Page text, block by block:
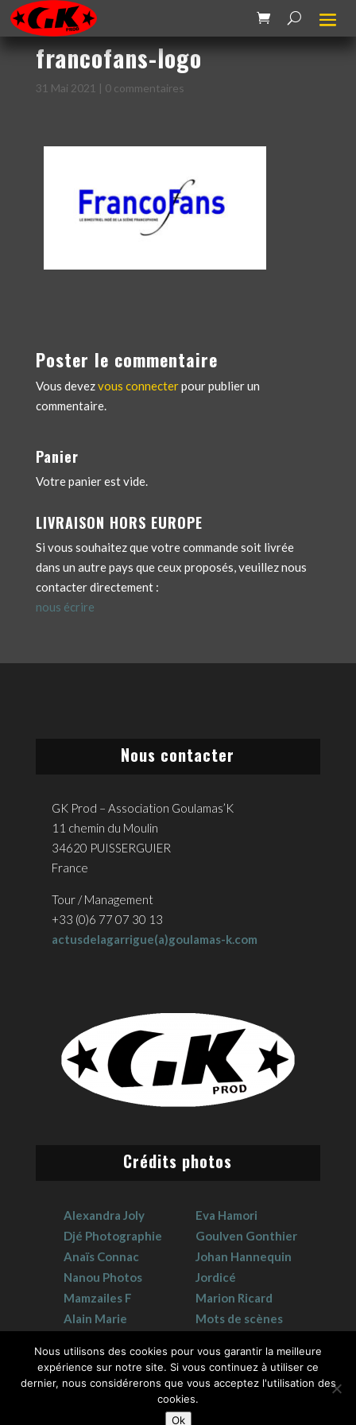
francofans-logo
31 Mai 2021 | 0 commentaires
Poster le commentaire
Vous devezvous connecterpour publier un
commentaire.
Panier
Votre panier est vide.
LIVRAISON HORS EUROPE
Si vous souhaitez que votre commande soit livrée
dans un autre pays que ceux proposés, veuillez nous
contacter directement :
nous écrire
Nous contacter
GK Prod – Association Goulamas’K
11 chemin du Moulin
34620 PUISSERGUIER
France
Tour / Management
+33 (0)6 77 07 30 13
actusdelagarrigue(a)goulamas-k.com
Crédits photos
Alexandra Joly
Djé Photographie
Anaïs Connac
Nanou Photos
Mamzailes F
Alain Marie
Eva Hamori
Goulven Gonthier
Johan Hannequin
Jordicé
Marion Ricard
Mots de scènes
Nous utilisons des cookies pour vous garantir la meilleure
expérience sur notre site. Si vous continuez à utiliser ce
dernier, nous considérerons que vous acceptez l'utilisation des
cookies.
Ok